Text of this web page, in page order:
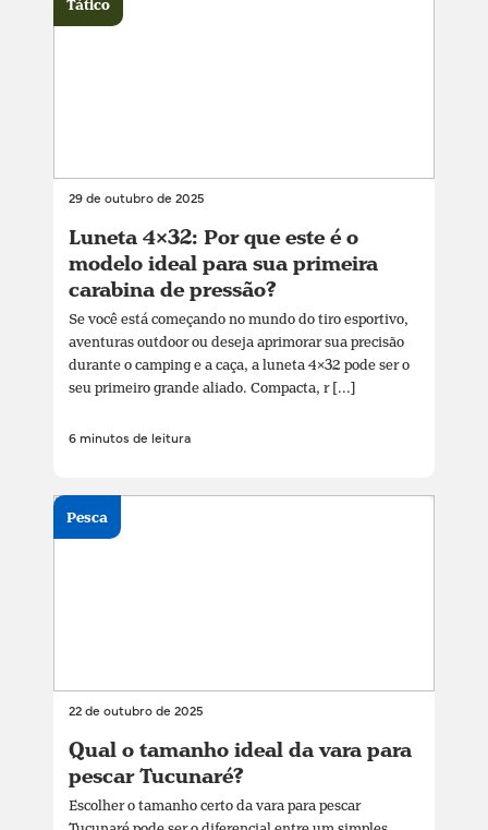
29 de outubro de 2025
Luneta 4×32: Por que este é o
modelo ideal para sua primeira
carabina de pressão?
Se você está começando no mundo do tiro esportivo,
aventuras outdoor ou deseja aprimorar sua precisão
durante o camping e a caça, a luneta 4×32 pode ser o
seu primeiro grande aliado. Compacta, r [...]
6 minutos de leitura
Tático
22 de outubro de 2025
Qual o tamanho ideal da vara para
pescar Tucunaré?
Escolher o tamanho certo da vara para pescar
Pesca